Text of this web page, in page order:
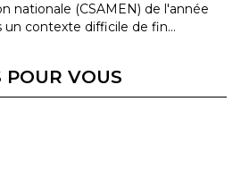
nationale (CSAMEN) de l'année
un contexte difficile de fin…
POUR VOUS